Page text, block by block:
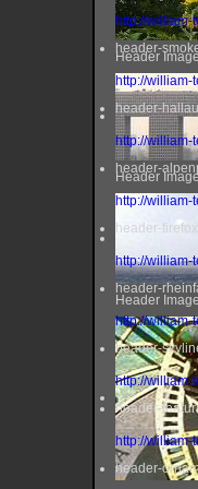
Header
Header
Header
http://
header-
http://william-
header-
http://william-
header-
http://
header-
http://william-
header-
http://william-
header-
http://william-
header-
http://
header-